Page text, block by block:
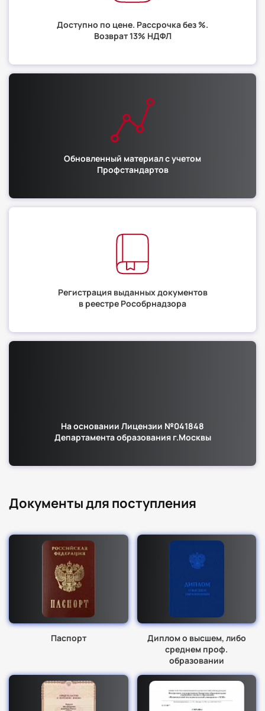
Доступно по цене. Рассрочка без %.
Возврат 13% НДФЛ
Обновленный материал с учетом
Профстандартов
Регистрация выданных документов
в реестре Рособрнадзора
На основании Лицензии №041848
Департамента образования г.Москвы
Документы для поступления
Паспорт
Диплом о высшем, либо
среднем проф.
образовании